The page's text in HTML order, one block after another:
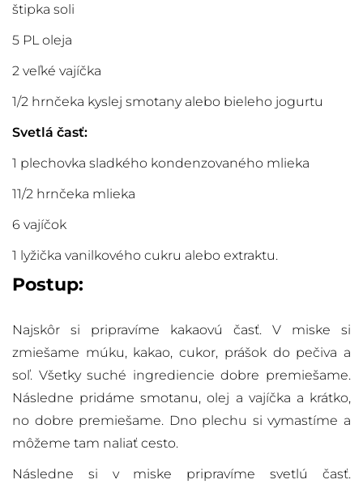
štipka soli
5 PL oleja
2 veľké vajíčka
1/2 hrnčeka kyslej smotany alebo bieleho jogurtu
Svetlá časť:
1 plechovka sladkého kondenzovaného mlieka
11/2 hrnčeka mlieka
6 vajíčok
1 lyžička vanilkového cukru alebo extraktu.
Postup:
Najskôr si pripravíme kakaovú časť. V miske si
zmiešame múku, kakao, cukor, prášok do pečiva a
soľ. Všetky suché ingrediencie dobre premiešame.
Následne pridáme smotanu, olej a vajíčka a krátko,
no dobre premiešame. Dno plechu si vymastíme a
môžeme tam naliať cesto.
Následne si v miske pripravíme svetlú časť.